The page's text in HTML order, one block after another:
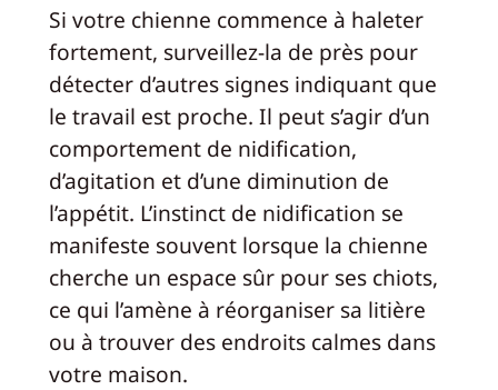
Si votre chienne commence à haleter
fortement, surveillez-la de près pour
détecter d’autres signes indiquant que
le travail est proche. Il peut s’agir d’un
comportement de nidification,
d’agitation et d’une diminution de
l’appétit. L’instinct de nidification se
manifeste souvent lorsque la chienne
cherche un espace sûr pour ses chiots,
ce qui l’amène à réorganiser sa litière
ou à trouver des endroits calmes dans
votre maison.